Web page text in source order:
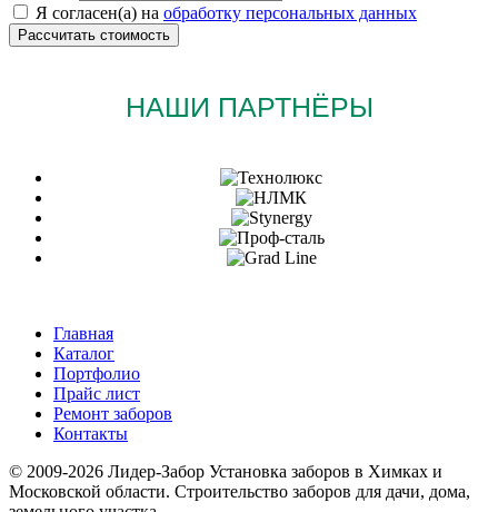
Я согласен(а) на обработку персональных данных
НАШИ ПАРТНЁРЫ
Главная
Каталог
Портфолио
Прайс лист
Ремонт заборов
Контакты
© 2009-2026 Лидер-Забор Установка заборов в Химках и
Московской области. Строительство заборов для дачи, дома,